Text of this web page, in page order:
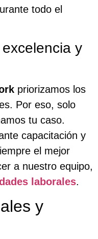
todo el
y
priorizamos los
Por eso, solo
tu caso.
capacitación y
el mejor
a nuestro equipo,
laborales.
y